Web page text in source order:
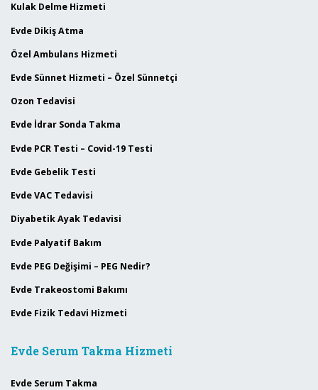
Kulak Delme Hizmeti
Evde Dikiş Atma
Özel Ambulans Hizmeti
Evde Sünnet Hizmeti – Özel Sünnetçi
Ozon Tedavisi
Evde İdrar Sonda Takma
Evde PCR Testi – Covid-19 Testi
Evde Gebelik Testi
Evde VAC Tedavisi
Diyabetik Ayak Tedavisi
Evde Palyatif Bakım
Evde PEG Değişimi – PEG Nedir?
Evde Trakeostomi Bakımı
Evde Fizik Tedavi Hizmeti
Evde Serum Takma Hizmeti
Evde Serum Takma